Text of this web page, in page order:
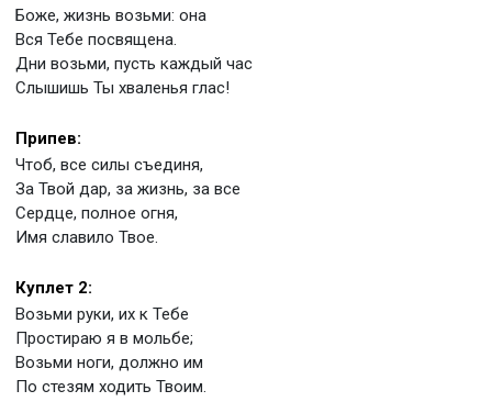
Боже, жизнь возьми: она
Вся Тебе посвящена.
Дни возьми, пусть каждый час
Слышишь Ты хваленья глас!
Припев:
Чтоб, все силы съединя,
За Твой дар, за жизнь, за все
Сердце, полное огня,
Имя славило Твое.
Куплет 2:
Возьми руки, их к Тебе
Простираю я в мольбе;
Возьми ноги, должно им
По стезям ходить Твоим.